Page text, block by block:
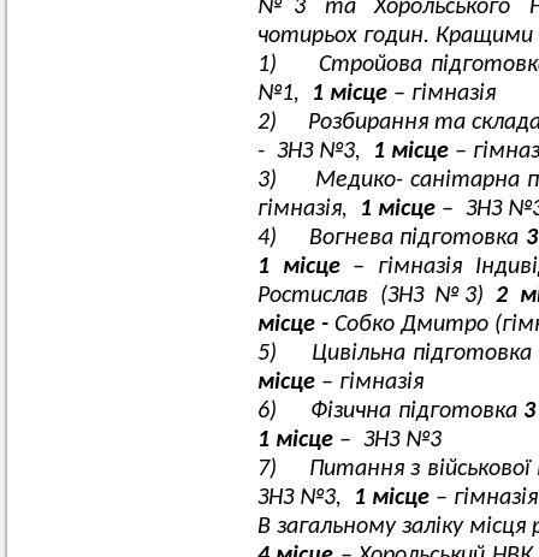
№3 та Хорольського
чотирьох годин. Кращими
1) Стройова
№1, 1 місце – гімназія
2) Розбирання та
- ЗНЗ №3, 1 місце –
3) Медико- санітарна
гімназія, 1 місце – ЗНЗ
4) Вогнева підготовка
1 місце– гімназія
Ростислав (ЗНЗ №3) 2
місце - Собко Дмитро
5) Цивільна підготовка
місце – гімназія
6) Фізична підготовка
1 місце – ЗНЗ №3
7) Питання з військової
ЗНЗ №3, 1 місце – гімназія
В загальному заліку